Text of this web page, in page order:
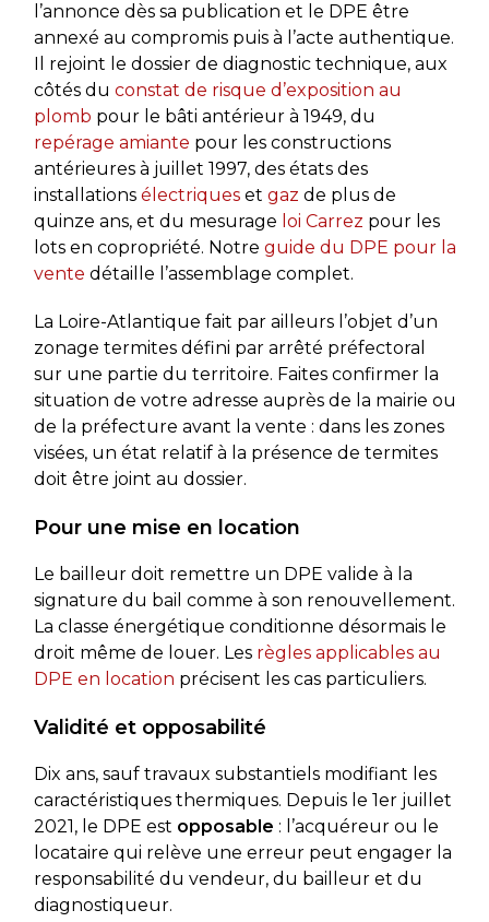
l’annonce dès sa publication et le DPE être
annexé au compromis puis à l’acte authentique.
Il rejoint le dossier de diagnostic technique, aux
côtés du constat de risque d’exposition au
plomb pour le bâti antérieur à 1949, du
repérage amiante pour les constructions
antérieures à juillet 1997, des états des
installations électriqueset gaz de plus de
quinze ans, et du mesurage loi Carrez pour les
lots en copropriété. Notre guide du DPE pour la
vente détaille l’assemblage complet.
La Loire-Atlantique fait par ailleurs l’objet d’un
zonage termites défini par arrêté préfectoral
sur une partie du territoire. Faites confirmer la
situation de votre adresse auprès de la mairie ou
de la préfecture avant la vente : dans les zones
visées, un état relatif à la présence de termites
doit être joint au dossier.
Pour une mise en location
Le bailleur doit remettre un DPE valide à la
signature du bail comme à son renouvellement.
La classe énergétique conditionne désormais le
droit même de louer. Les règles applicables au
DPE en location précisent les cas particuliers.
Validité et opposabilité
Dix ans, sauf travaux substantiels modifiant les
caractéristiques thermiques. Depuis le 1er juillet
2021, le DPE est opposable : l’acquéreur ou le
locataire qui relève une erreur peut engager la
responsabilité du vendeur, du bailleur et du
diagnostiqueur.